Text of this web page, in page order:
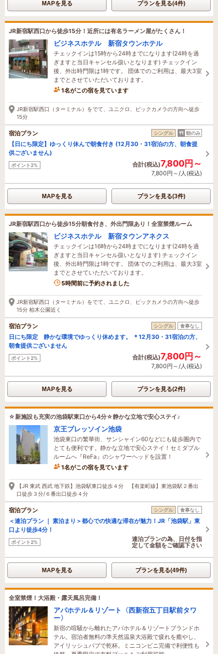
MAPを見る プランを見る(4件)
JR新宿駅西口から徒歩15分！近所には有名ラーメン屋がたくさん！
ビジネスホテル 新宿タウンホテル
チェックインは15時から24時までになります(24時を過
ぎますと当日キャンセル扱いとなります) チェックイン
後、外出時門限は1時です。 団体でのご利用は、最大3室
までとさせていただいております。
1名がこの宿を見ています
2時間前に予約されました
JR新宿駅西口（ターミナル）をでて、ユニクロ、ビックカメラの方向へ徒歩
15分
宿泊プラン シングル 朝のみ
【日にち限定】ゆっくり休んで朝食付き (12月30・31宿泊の方、朝食提
供ございません)
ポイント2% 合計(税込)7,800円～
7,800円～/人(税込)
MAPを見る プランを見る(3件)
JR新宿駅西口から徒歩15分朝食付き、外出門限あり！全室禁煙ルーム
ビジネスホテル 新宿タウンアネクス
チェックインは16時から24時までになります(24時を過
ぎますと当日キャンセル扱いとなります) チェックイン
後、外出時門限は1時です。 団体でのご利用は、最大3室
までとさせていただいております。
5時間前に予約されました
JR新宿駅西口（ターミナル）をでて、ユニクロ、ビックカメラの方向へ徒歩
15分 柏木公園近く
宿泊プラン シングル 食事なし
日にち限定 静かな環境でゆっくり休めます。 ＊12月30・31宿泊の方、
朝食提供ございません
ポイント2% 合計(税込)7,800円～
7,800円～/人(税込)
MAPを見る プランを見る(2件)
☆新施設も充実の池袋駅東口から4分☆静かな立地で安心ステイ♪
京王プレッソイン池袋
池袋東口の繁華街、サンシャイン60などにも徒歩圏内で
とても便利です。静かな立地で安心ステイ！セミダブル
ルームへ『ReFa』のシャワーヘッドを設置！
1名がこの宿を見ています
1時間前に予約されました
【JR 東武 西武 地下鉄】池袋駅東口徒歩４分 【有楽町線】東池袋駅２番出
口徒歩３分/６番出口徒歩４分
宿泊プラン シングル 食事なし
＜連泊プラン ｜ 素泊まり＞都心での快適な滞在が魅力！JR「池袋駅」東
口より徒歩4分！
ポイント2%
連泊プランの為、日付を指
定して金額をご確認下さい
MAPを見る プランを見る(49件)
全室禁煙！大浴殿・露天風呂完備！
アパホテル＆リゾート〈西新宿五丁目駅前タワ
ー〉
新宿の喧騒から離れたアパホテル＆リゾートブランドホ
テル。宿泊者無料の準天然温泉大浴殿で疲れを癒やし、
アイリッシュパブで乾杯。ミニコンビニ完備で利便性も